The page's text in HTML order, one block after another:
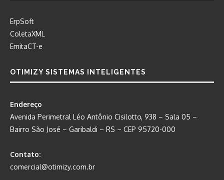
ErpSoft
ColetaXML
EmitaCT-e
OTIMIZY SISTEMAS INTELIGENTES
Endereço
Avenida Perimetral Léo Antônio Cisilotto, 938 – Sala 05 –
Bairro São José – Garibaldi – RS – CEP 95720-000
Contato:
comercial@otimizy.com.br